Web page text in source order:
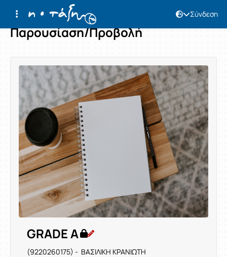
Σύνδεση
Παρουσίαση/Προβολή
GRADE A
(9220260175) - ΒΑΣΙΛΙΚΗ ΚΡΑΝΙΩΤΗ